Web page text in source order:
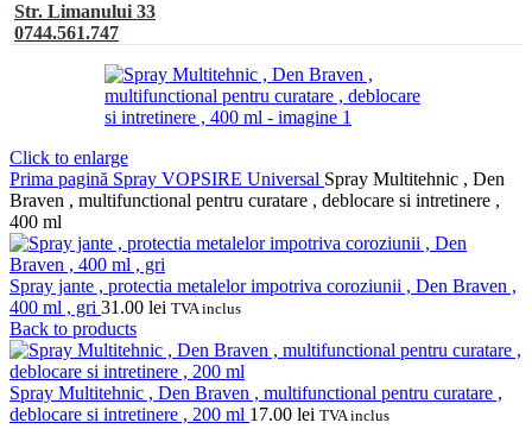
Str. Limanului 33
0744.561.747
Click to enlarge
Prima pagină Spray VOPSIRE Universal Spray Multitehnic , Den
Braven , multifunctional pentru curatare , deblocare si intretinere ,
400 ml
Spray jante , protectia metalelor impotriva coroziunii , Den Braven ,
400 ml , gri 31.00 lei TVA inclus
Back to products
Spray Multitehnic , Den Braven , multifunctional pentru curatare ,
deblocare si intretinere , 200 ml 17.00 lei TVA inclus